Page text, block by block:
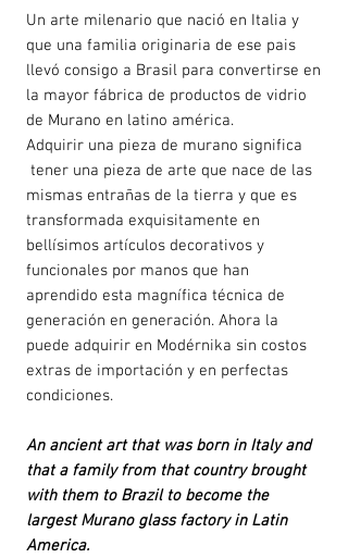
Un arte milenario que nació en Italia y
que una familia originaria de ese pais
llevó consigo a Brasil para convertirse en
la mayor fábrica de productos de vidrio
de Murano en latino américa.
Adquirir una pieza de murano significa
tener una pieza de arte que nace de las
mismas entrañas de la tierra y que es
transformada exquisitamente en
bellísimos artículos decorativos y
funcionales por manos que han
aprendido esta magnífica técnica de
generación en generación. Ahora la
puede adquirir en Modérnika sin costos
extras de importación y en perfectas
condiciones.
An ancient art that was born in Italy and
that a family from that country brought
with them to Brazil to become the
largest Murano glass factory in Latin
America.